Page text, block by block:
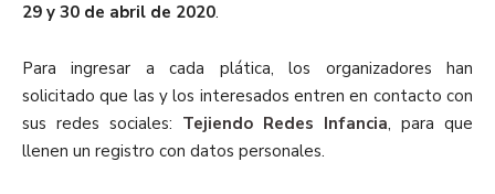
29 y 30 de abril de 2020.
Para ingresar a cada plática, los organizadores han
solicitado que las y los interesados entren en contacto con
sus redes sociales: Tejiendo Redes Infancia, para que
llenen un registro con datos personales.